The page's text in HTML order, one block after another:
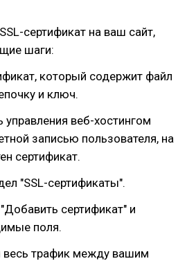
сертификат на ваш сайт,
шаги:
который содержит файл
и ключ.
управления веб-хостингом
записью пользователя, на
сертификат.
"SSL-сертификаты".
сертификат" и
поля.
весь трафик между вашим